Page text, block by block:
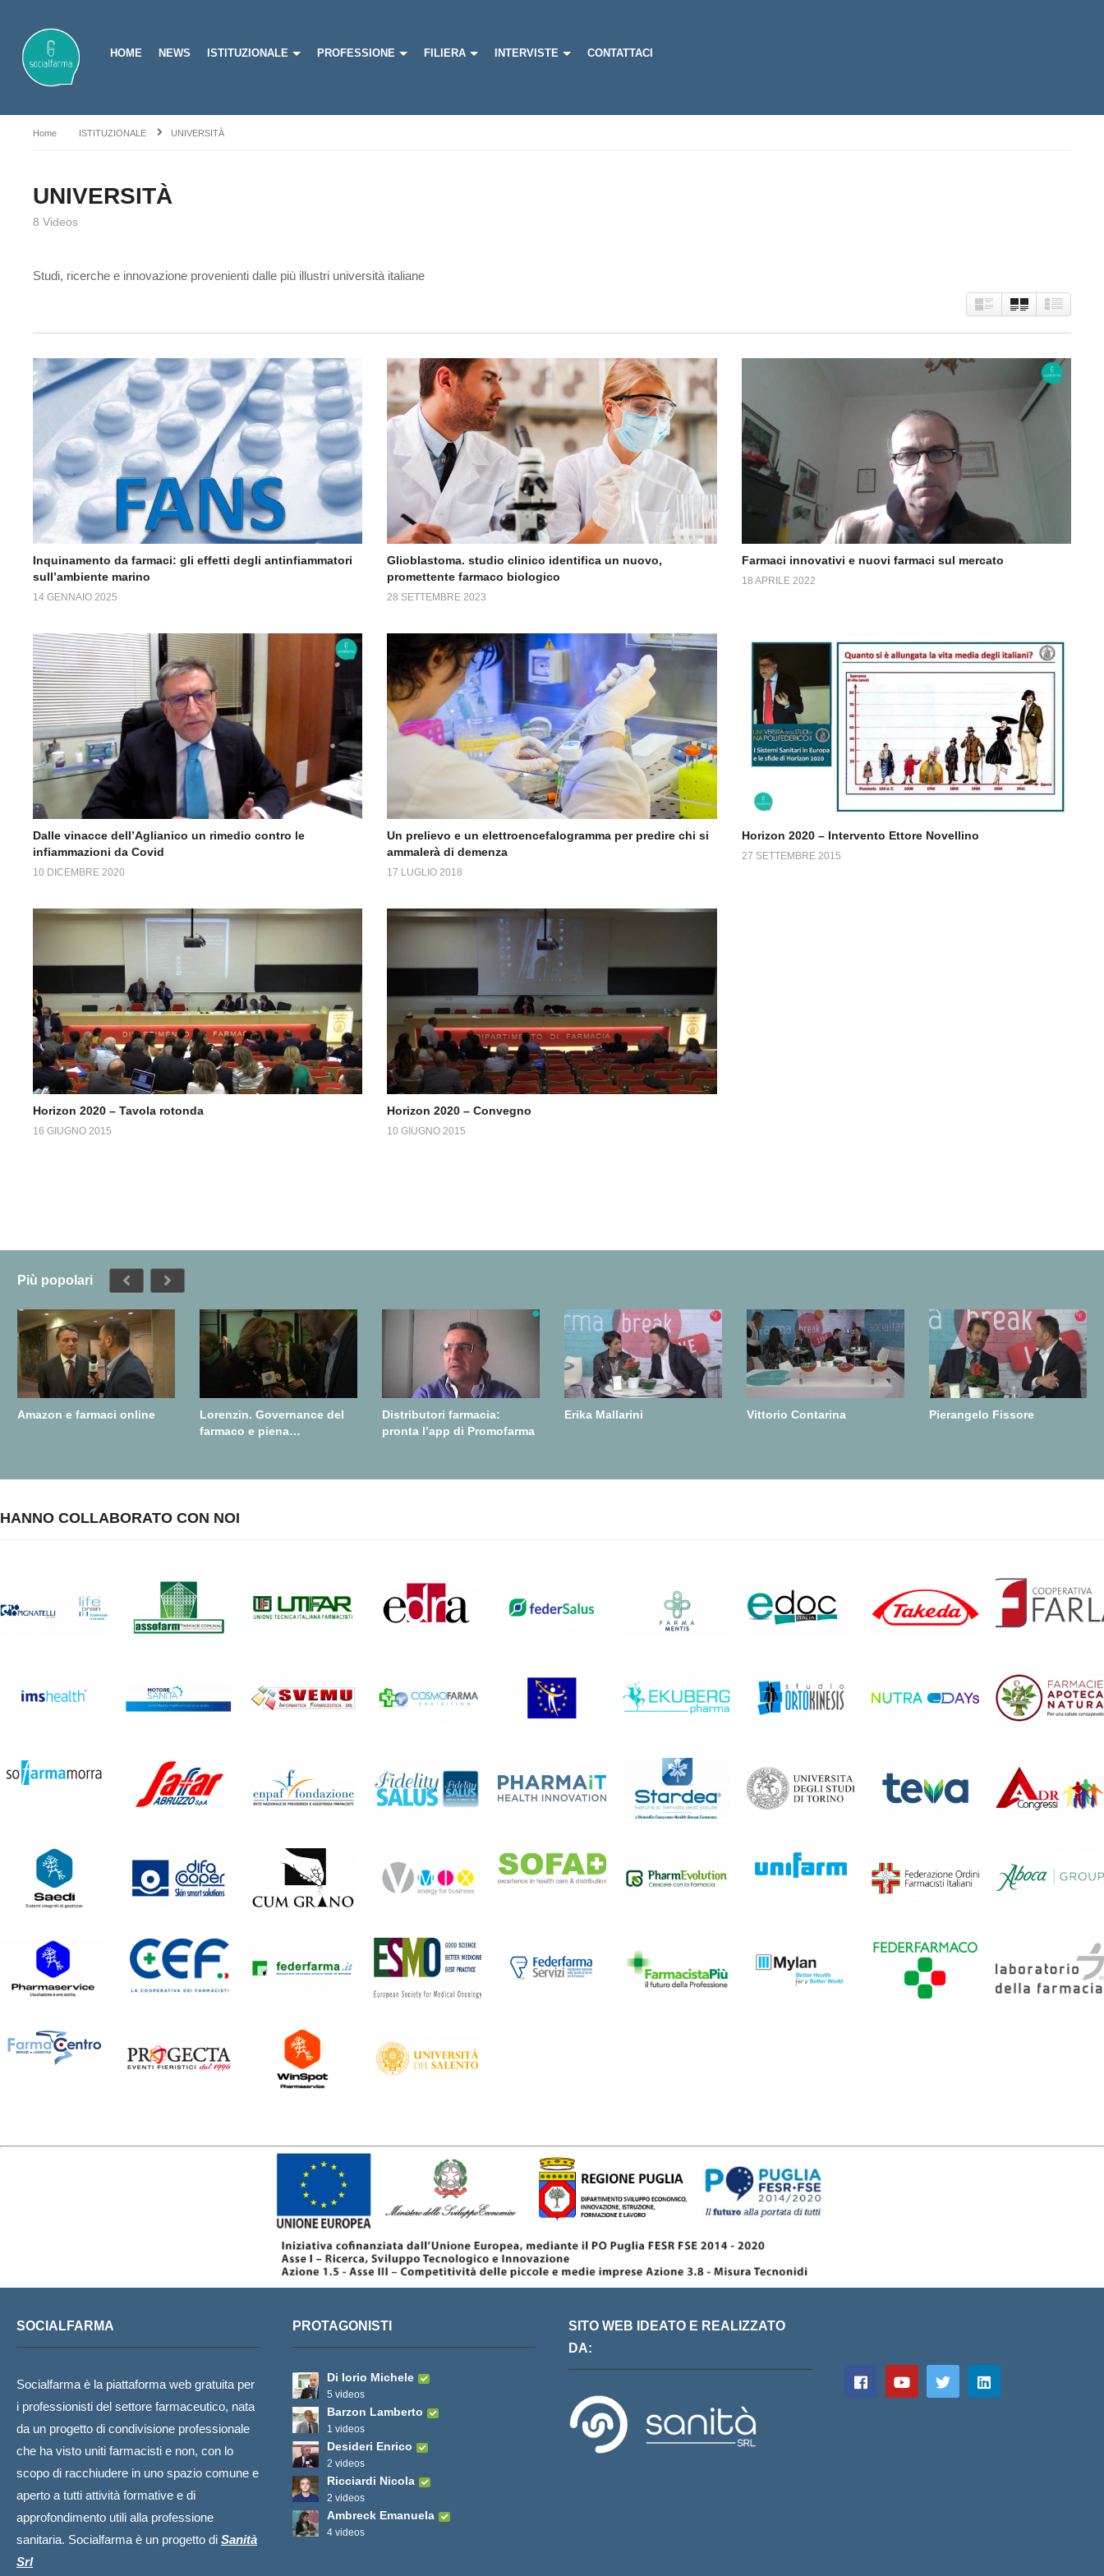
HOME NEWS ISTITUZIONALE PROFESSIONE FILIERA INTERVISTE CONTATTACI
Home ISTITUZIONALE UNIVERSITÀ
UNIVERSITÀ
8 Videos
Studi, ricerche e innovazione provenienti dalle più illustri università italiane
Inquinamento da farmaci: gli effetti degli antinfiammatori
sull’ambiente marino
14 GENNAIO 2025
Glioblastoma. studio clinico identifica un nuovo,
promettente farmaco biologico
28 SETTEMBRE 2023
Farmaci innovativi e nuovi farmaci sul mercato
18 APRILE 2022
Dalle vinacce dell’Aglianico un rimedio contro le
infiammazioni da Covid
10 DICEMBRE 2020
Un prelievo e un elettroencefalogramma per predire chi si
ammalerà di demenza
17 LUGLIO 2018
Horizon 2020 – Intervento Ettore Novellino
27 SETTEMBRE 2015
Horizon 2020 – Tavola rotonda
16 GIUGNO 2015
Horizon 2020 – Convegno
10 GIUGNO 2015
Più popolari
Amazon e farmaci online
Lorenzin. Governance del
farmaco e piena
Distributori farmacia:
pronta l’app di Promofarma
Erika Mallarini Vittorio Contarina Pierangelo Fissore
HANNO COLLABORATO CON NOI
SOCIALFARMA
Socialfarma è la piattaforma web gratuita per
i professionisti del settore farmaceutico, nata
da un progetto di condivisione professionale
che ha visto uniti farmacisti e non, con lo
scopo di racchiudere in uno spazio comune e
aperto a tutti attività formative e di
approfondimento utili alla professione
sanitaria. Socialfarma è un progetto di Sanità
Srl
PROTAGONISTI
Di Iorio Michele
5 videos
Barzon Lamberto
1 videos
Desideri Enrico
2 videos
Ricciardi Nicola
2 videos
Ambreck Emanuela
4 videos
SITO WEB IDEATO E REALIZZATO
DA: